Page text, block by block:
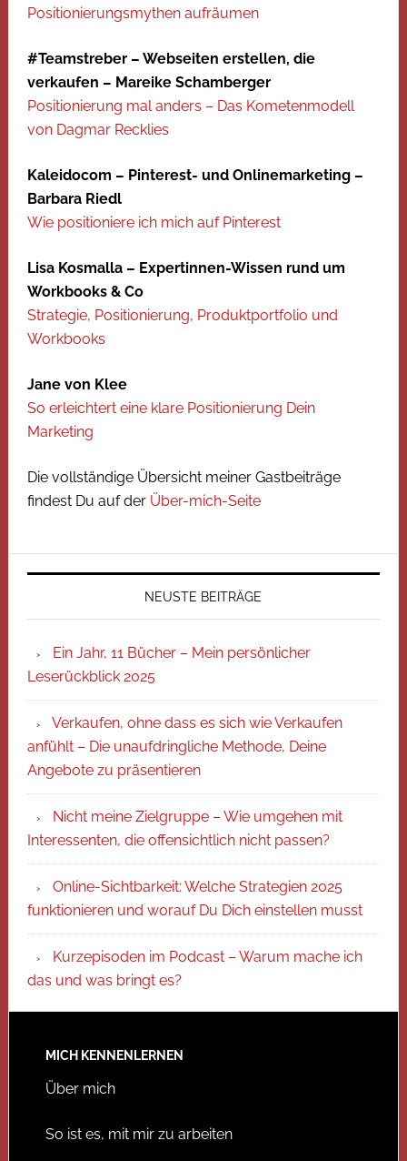
Positionierungsmythen aufräumen
#Teamstreber – Webseiten erstellen, die
verkaufen – Mareike Schamberger
Positionierung mal anders – Das Kometenmodell
von Dagmar Recklies
Kaleidocom – Pinterest- und Onlinemarketing –
Barbara Riedl
Wie positioniere ich mich auf Pinterest
Lisa Kosmalla – Expertinnen-Wissen rund um
Workbooks & Co
Strategie, Positionierung, Produktportfolio und
Workbooks
Jane von Klee
So erleichtert eine klare Positionierung Dein
Marketing
Die vollständige Übersicht meiner Gastbeiträge
findest Du auf der Über-mich-Seite
NEUSTE BEITRÄGE
Ein Jahr, 11 Bücher – Mein persönlicher
Leserückblick 2025
Verkaufen, ohne dass es sich wie Verkaufen
anfühlt – Die unaufdringliche Methode, Deine
Angebote zu präsentieren
Nicht meine Zielgruppe – Wie umgehen mit
Interessenten, die offensichtlich nicht passen?
Online-Sichtbarkeit: Welche Strategien 2025
funktionieren und worauf Du Dich einstellen musst
Kurzepisoden im Podcast – Warum mache ich
das und was bringt es?
MICH KENNENLERNEN
Über mich
So ist es, mit mir zu arbeiten